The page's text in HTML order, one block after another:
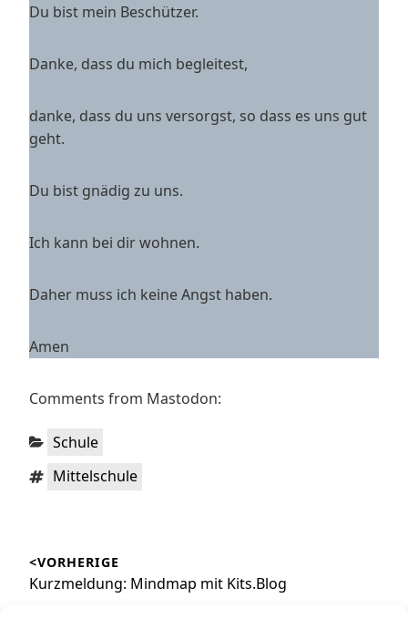
Du bist mein Beschützer.
Danke, dass du mich begleitest,
danke, dass du uns versorgst, so dass es uns gut
geht.
Du bist gnädig zu uns.
Ich kann bei dir wohnen.
Daher muss ich keine Angst haben.
Amen
Comments from Mastodon:
Kategorien:
Schule
Schlagwörter:
Mittelschule
<VORHERIGE
Vorheriger
Kurzmeldung: Mindmap mit Kits.Blog